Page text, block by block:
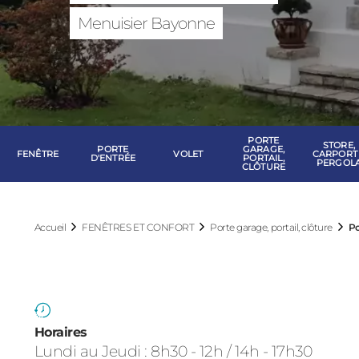
FENÊTRES ET
Menuisier Bayonne
FENÊTRE PORTE
D'ENTRÉE VOLET
PORTE
GARAGE,
PORTAIL,
CLÔTURE
STORE,
CARPORT
Accueil FENÊTRES ET CONFORT Porte garage, portail, clôture
Horaires
Lundi au Jeudi : 8h30 - 12h / 14h - 17h30